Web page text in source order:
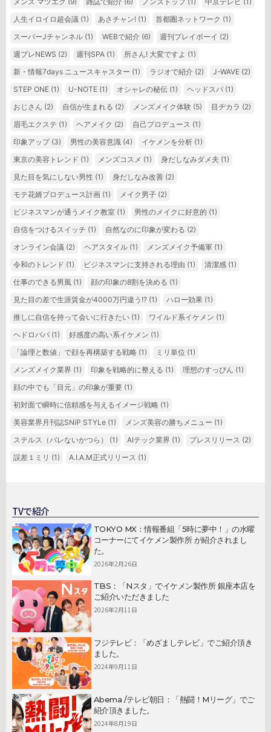
人生イロイロ超会議 (1) あさチャン! (1) 首都圏ネットワーク (1)
スーパーJチャンネル (1) WEBで紹介 (6) 週刊プレイボーイ (2)
週プレNEWS (2) 週刊SPA (1) 所さん! 大変ですよ (1)
新・情報7days ニュースキャスター (1) ラジオで紹介 (2) J-WAVE (2)
STEP ONE (1) U-NOTE (1) オシャレの秘伝 (1) ヘッドスパ (1)
おじさん (2) 自信が生まれる (2) メンズメイク体験 (5) 目ヂカラ (2)
眉毛エクステ (1) ヘアメイク (2) 自己プロデュース (1)
印象アップ (3) 男性の美容意識 (4) イケメンを分析 (1)
東京の美容トレンド (1) メンズコスメ (1) 身だしなみダメ夫 (1)
見た目を気にしない男性 (1) 身だしなみ改善 (2)
モテ花婿プロデュース計画 (1) メイク男子 (2)
ビジネスマンが通うメイク教室 (1) 男性のメイクに好意的 (1)
自信をつけるスイッチ (1) 自然なのに印象が変わる (2)
オンライン会議 (2) ヘアスタイル (1) メンズメイク予備軍 (1)
令和のトレンド (1) ビジネスマンに支持される理由 (1) 清潔感 (1)
仕事のできる男風 (1) 顔の印象の8割を決める (1)
見た目の差で生涯賃金が4000万円違う!? (1) ハロー効果 (1)
推しに自信を持って会いに行きたい (1) ワイルド系イケメン (1)
ヘドロパパ (1) 好感度の高い系イケメン (1)
「論理と数値」で顔を再構築する戦略 (1) ミリ単位 (1)
メンズメイク業界 (1) 印象を戦略的に整える (1) 理想のすっぴん (1)
顔の中でも「目元」の印象が重要 (1)
初対面で瞬時に信頼感を与えるイメージ戦略 (1)
美容業界月刊誌SNiP STYLe (1) メンズ美容の勝ちメニュー (1)
ステルス（バレないかつら） (1) AIテック業界 (1) プレスリリース (2)
誤差１ミリ (1) A.I.A.M正式リリース (1)
TVで紹介
TOKYO MX：情報番組「5時に夢中！」の水曜
コーナーにてイケメン製作所 が紹介されまし
た。
2026年2月26日
TBS：「Nスタ」でイケメン製作所 銀座本店を
ご紹介いただきました
2026年2月11日
フジテレビ：「めざましテレビ」でご紹介頂き
ました。
2024年9月11日
Abema /テレビ朝日：「熱闘！Mリーグ」でご
紹介頂きました。
2024年8月19日